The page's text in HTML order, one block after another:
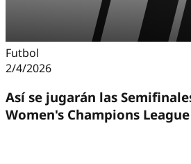
Futbol
2/4/2026
Así se jugarán las
Women's Champions League